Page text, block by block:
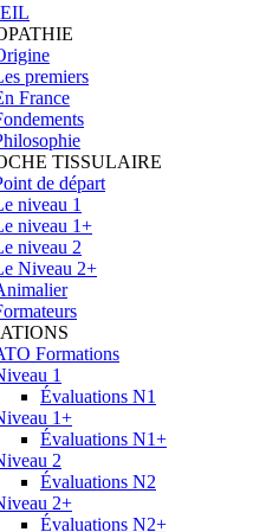
premiers
France
TISSULAIRE
de départ
niveau 1
niveau 1+
niveau 2
Niveau 2+
Formations
1
Évaluations N1
1+
Évaluations N1+
2
Évaluations N2
2+
Évaluations N2+